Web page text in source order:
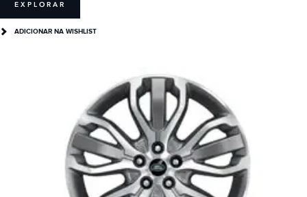
EXPLORAR
ADICIONAR NA WISHLIST